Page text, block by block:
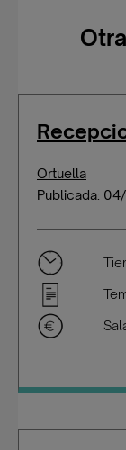
Ortuella
Publicada: